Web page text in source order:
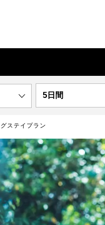
5日間
ステイプラン